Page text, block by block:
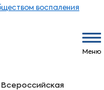
воспаления
Меню